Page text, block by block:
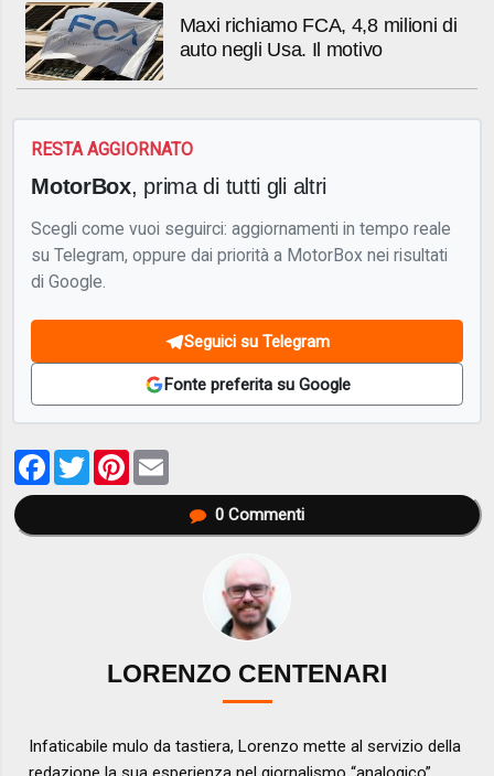
Maxi richiamo FCA, 4,8 milioni di
auto negli Usa. Il motivo
RESTA AGGIORNATO
MotorBox, prima di tutti gli altri
Scegli come vuoi seguirci: aggiornamenti in tempo reale
su Telegram, oppure dai priorità a MotorBox nei risultati
di Google.
Seguici su Telegram
Fonte preferita su Google
Facebook
TwitterPinterest
0Commenti
LORENZO CENTENARI
Infaticabile mulo da tastiera, Lorenzo mette al servizio della